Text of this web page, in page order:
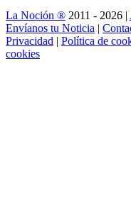
La Noción ® 2011 - 2026 |
Envíanos tu Noticia |
Privacidad | Política de
cookies